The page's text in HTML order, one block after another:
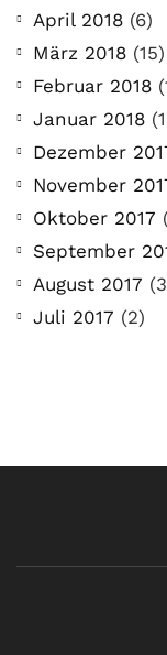
April 2018 (6)
März 2018 (15)
Februar 2018
Januar 2018
Dezember
November
Oktober 2017
September
August 2017
Juli 2017 (2)